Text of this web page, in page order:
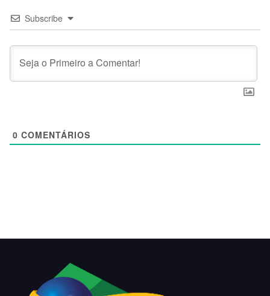
Subscribe
0 COMENTÁRIOS